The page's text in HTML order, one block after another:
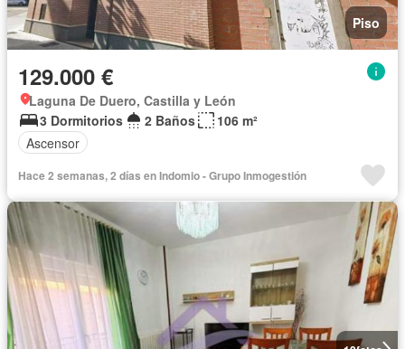
Piso
129.000 €
Laguna De Duero, Castilla y León
3 Dormitorios
2 Baños
106 m²
Ascensor
Hace 2 semanas, 2 días en Indomio - Grupo Inmogestión